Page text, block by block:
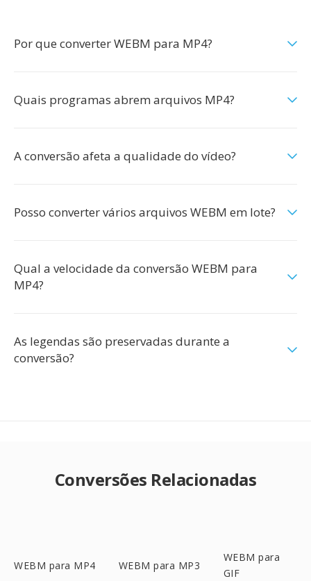
Por que converter WEBM para MP4?
Quais programas abrem arquivos MP4?
A conversão afeta a qualidade do vídeo?
Posso converter vários arquivos WEBM em lote?
Qual a velocidade da conversão WEBM para
MP4?
As legendas são preservadas durante a
conversão?
Conversões Relacionadas
WEBM para MP4 WEBM para MP3
WEBM para
GIF